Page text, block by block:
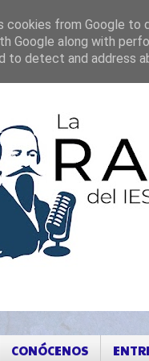
CONÓCENOS
cookies from Google to
Google along with
to detect and address